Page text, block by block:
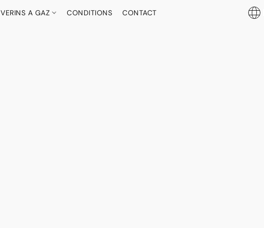
VERINS A GAZ CONDITIONS CONTACT